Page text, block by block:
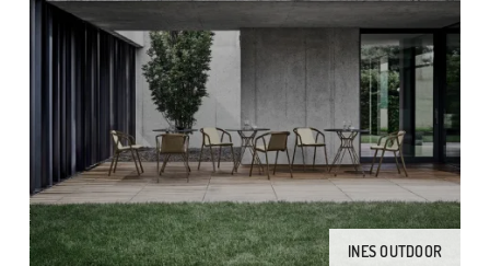
INES OUTDOOR